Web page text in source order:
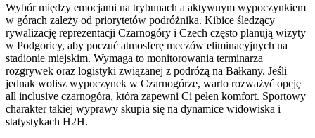
Wybór między emocjami na trybunach a aktywnym wypoczynkiem
w górach zależy od priorytetów podróżnika. Kibice śledzący
rywalizację reprezentacji Czarnogóry i Czech często planują wizyty
w Podgoricy, aby poczuć atmosferę meczów eliminacyjnych na
stadionie miejskim. Wymaga to monitorowania terminarza
rozgrywek oraz logistyki związanej z podróżą na Bałkany. Jeśli
jednak wolisz wypoczynek w Czarnogórze, warto rozważyć opcję
all inclusive czarnogóra, która zapewni Ci pełen komfort. Sportowy
charakter takiej wyprawy skupia się na dynamice widowiska i
statystykach H2H.